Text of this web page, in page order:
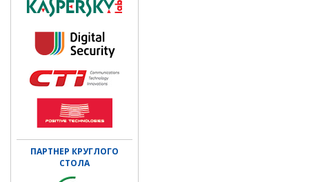
ПАРТНЕР КРУГЛОГО
СТОЛА